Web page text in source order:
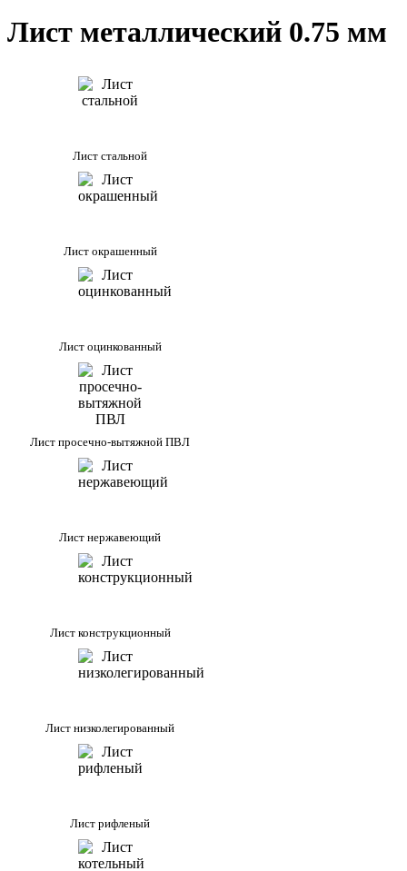
Лист металлический 0.75 мм
Лист стальной
Лист окрашенный
Лист оцинкованный
Лист просечно-вытяжной ПВЛ
Лист нержавеющий
Лист конструкционный
Лист низколегированный
Лист рифленый